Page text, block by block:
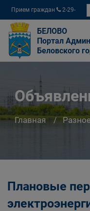
Прием граждан
2-29-
04
БЕЛОВО
Портал
Беловского
Главная
Плановые